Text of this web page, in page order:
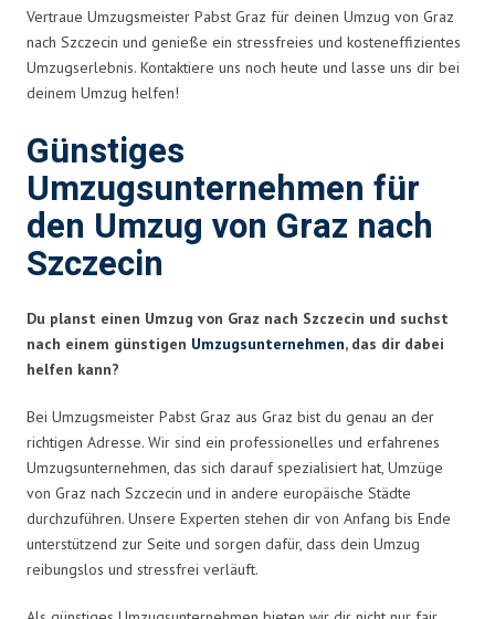
Vertraue Umzugsmeister Pabst Graz für deinen Umzug von Graz
nach Szczecin und genieße ein stressfreies und kosteneffizientes
Umzugserlebnis. Kontaktiere uns noch heute und lasse uns dir bei
deinem Umzug helfen!
Günstiges
Umzugsunternehmen für
den Umzug von Graz nach
Szczecin
Du planst einen Umzug von Graz nach Szczecin und suchst
nach einem günstigen Umzugsunternehmen, das dir dabei
helfen kann?
Bei Umzugsmeister Pabst Graz aus Graz bist du genau an der
richtigen Adresse. Wir sind ein professionelles und erfahrenes
Umzugsunternehmen, das sich darauf spezialisiert hat, Umzüge
von Graz nach Szczecin und in andere europäische Städte
durchzuführen. Unsere Experten stehen dir von Anfang bis Ende
unterstützend zur Seite und sorgen dafür, dass dein Umzug
reibungslos und stressfrei verläuft.